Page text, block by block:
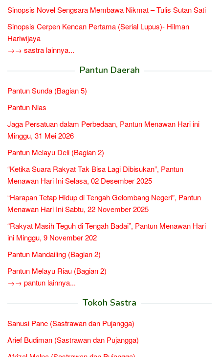
Sinopsis Novel Sengsara Membawa Nikmat – Tulis Sutan Sati
Sinopsis Cerpen Kencan Pertama (Serial Lupus)- Hilman
Hariwijaya
→→ sastra lainnya...
Pantun Daerah
Pantun Sunda (Bagian 5)
Pantun Nias
Jaga Persatuan dalam Perbedaan, Pantun Menawan Hari ini
Minggu, 31 Mei 2026
Pantun Melayu Deli (Bagian 2)
“Ketika Suara Rakyat Tak Bisa Lagi Dibisukan”, Pantun
Menawan Hari Ini Selasa, 02 Desember 2025
“Harapan Tetap Hidup di Tengah Gelombang Negeri”, Pantun
Menawan Hari Ini Sabtu, 22 November 2025
“Rakyat Masih Teguh di Tengah Badai”, Pantun Menawan Hari
ini Minggu, 9 November 202
Pantun Mandailing (Bagian 2)
Pantun Melayu Riau (Bagian 2)
→→ pantun lainnya...
Tokoh Sastra
Sanusi Pane (Sastrawan dan Pujangga)
Arief Budiman (Sastrawan dan Pujangga)